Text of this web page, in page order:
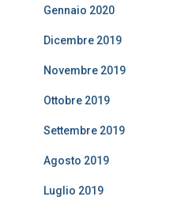
Gennaio 2020
Dicembre 2019
Novembre 2019
Ottobre 2019
Settembre 2019
Agosto 2019
Luglio 2019